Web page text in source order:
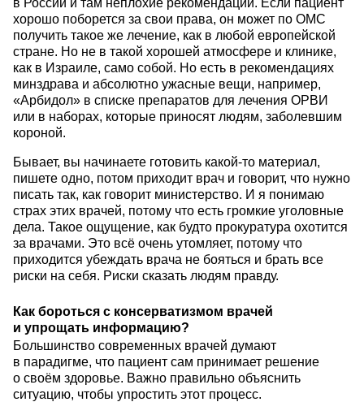
в России и там неплохие рекомендации. Если пациент
хорошо поборется за свои права, он может по ОМС
получить такое же лечение, как в любой европейской
стране. Но не в такой хорошей атмосфере и клинике,
как в Израиле, само собой. Но есть в рекомендациях
минздрава и абсолютно ужасные вещи, например,
«Арбидол» в списке препаратов для лечения ОРВИ
или в наборах, которые приносят людям, заболевшим
короной.
Бывает, вы начинаете готовить какой-то материал,
пишете одно, потом приходит врач и говорит, что нужно
писать так, как говорит министерство. И я понимаю
страх этих врачей, потому что есть громкие уголовные
дела. Такое ощущение, как будто прокуратура охотится
за врачами. Это всё очень утомляет, потому что
приходится убеждать врача не бояться и брать все
риски на себя. Риски сказать людям правду.
Как бороться с консерватизмом врачей
и упрощать информацию?
Большинство современных врачей думают
в парадигме, что пациент сам принимает решение
о своём здоровье. Важно правильно объяснить
ситуацию, чтобы упростить этот процесс.